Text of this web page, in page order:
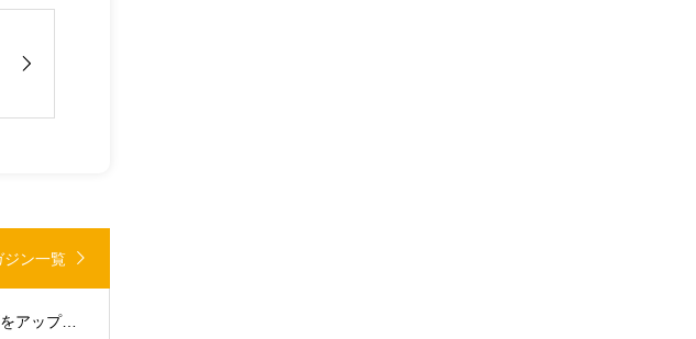
ジン一覧
大分支部代表・浜田さん、副代表・田口さん インタビュー動画をアップしました。